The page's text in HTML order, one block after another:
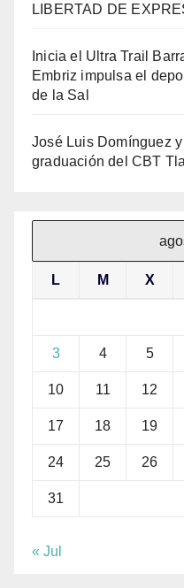
LIBERTAD DE
Inicia el Ultra Trail
Embriz impulsa el
de la Sal
José Luis Domínguez
graduación del CBT
L M X
3 4 5
10 11 12
17 18 19
24 25 26
31
« Jul